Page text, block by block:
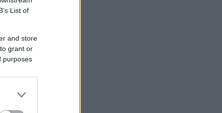
List of
and store
grant or
purposes